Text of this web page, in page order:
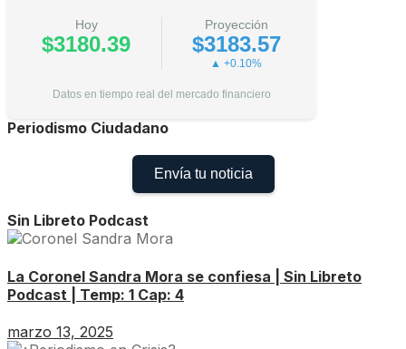
Hoy
$3180.39
Proyección
$3183.57
▲ +0.10%
Datos en tiempo real del mercado financiero
Periodismo Ciudadano
Envía tu noticia
Sin Libreto Podcast
La Coronel Sandra Mora se confiesa | Sin Libreto
Podcast | Temp: 1 Cap: 4
marzo 13, 2025